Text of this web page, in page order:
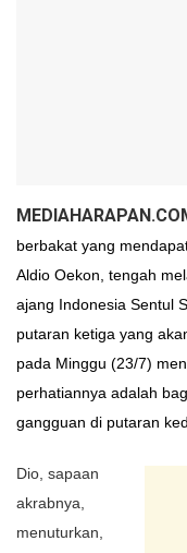
berbakat yang
Aldio Oekon, tengah
ajang Indonesia Sentul
putaran ketiga yang
pada Minggu (23/7)
perhatiannya adalah
gangguan di putaran
Dio, sapaan
akrabnya,
menuturkan,